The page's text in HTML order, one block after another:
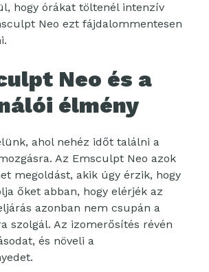
hogy órákat töltenél intenzív
Neo ezt fájdalommentesen
Neo és a
élmény
ahol nehéz időt találni a
Az Emsculpt Neo azok
megoldást, akik úgy érzik, hogy
őket abban, hogy elérjék az
azonban nem csupán a
szolgál. Az izomerősítés révén
és növeli a